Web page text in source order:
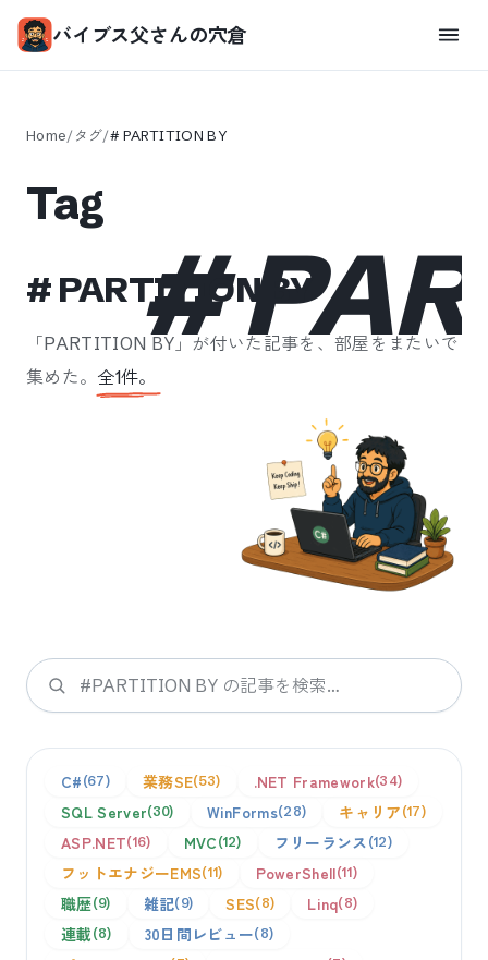
バイブス父さんの穴倉
Home/タグ/#PARTITION BY
#
Tag
# PARTITION BY
「PARTITION BY 」が付いた記事を、部屋をまたいで
集めた。 全1件。
検索
C# 67 業務SE 53 .NET Framework 34
SQL Server 30 WinForms 28 キャリア 17
ASP.NET 16 MVC 12 フリーランス 12
フットエナジーEMS 11 PowerShell 11
職歴 9 雑記 9 SES 8 Linq 8
連載 8 30日間レビュー 8